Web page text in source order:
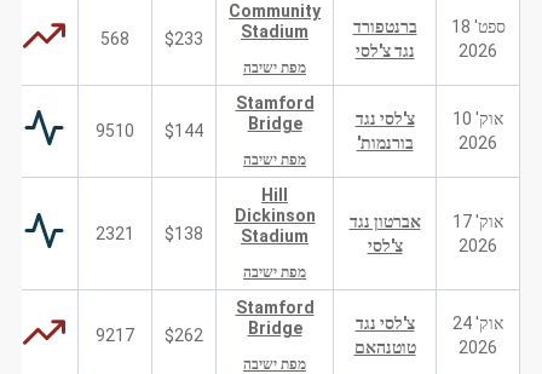
ספט' 18
2026
ברנטפורד
נגד צ'לסי
Community
Stadium
מפת ישיבה
$233
568
אוק' 10
2026
צ'לסי נגד
בורנמות'
Stamford
Bridge
מפת ישיבה
$144
9510
אוק' 17
2026
אברטון נגד
צ'לסי
Hill
Dickinson
Stadium
מפת ישיבה
$138
2321
אוק' 24
2026
צ'לסי נגד
טוטנהאם
Stamford
Bridge
מפת ישיבה
$262
9217